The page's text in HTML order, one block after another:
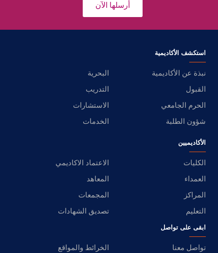
أرسلها الآن
استكشف الأكاديمية
نبذة عن الأكاديمية
البحرية
القبول
التدريب
الحرم الجامعي
الاستشارات
شؤون الطلبة
الخدمات
الأكاديميين
الكليات
الاعتماد الاكاديمي
العمداء
المعاهد
المراكز
المجمعات
التعليم
تصديق الشهادات
ابقى على تواصل
تواصل معنا
الخرائط والمواقع